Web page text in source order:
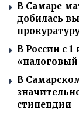
В Самаре
добилась
В России с
В
стипендии